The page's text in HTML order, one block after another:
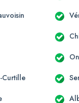
Curtille